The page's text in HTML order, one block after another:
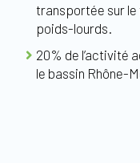
transportée sur
poids-lourds.
20% de l’activité
le bassin Rhône-